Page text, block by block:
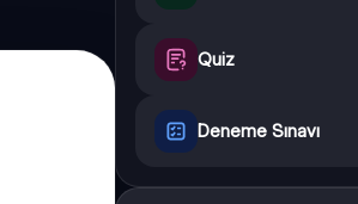
Quiz
Deneme Sınavı